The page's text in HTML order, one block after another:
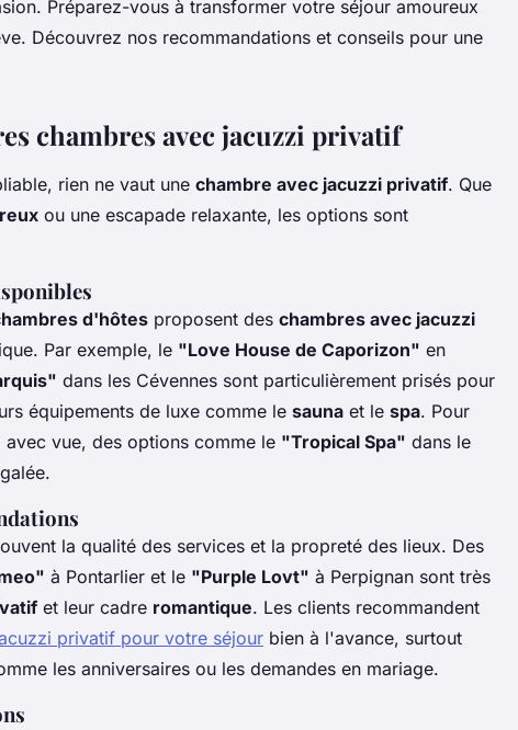
Préparez-vous à transformer votre séjour amoureux
Découvrez nos recommandations et conseils pour une
chambres avec jacuzzi privatif
rien ne vaut une chambre avec jacuzzi privatif. Que
ou une escapade relaxante, les options sont
d'hôtes proposent des chambres avec jacuzzi
Par exemple, le "Love House de Caporizon" en
dans les Cévennes sont particulièrement prisés pour
équipements de luxe comme le sauna et le spa. Pour
avec vue, des options comme le "Tropical Spa" dans le
la qualité des services et la propreté des lieux. Des
à Pontarlier et le "Purple Lovt" à Perpignan sont très
et leur cadre romantique. Les clients recommandent
privatif pour votre séjour bien à l'avance, surtout
les anniversaires ou les demandes en mariage.